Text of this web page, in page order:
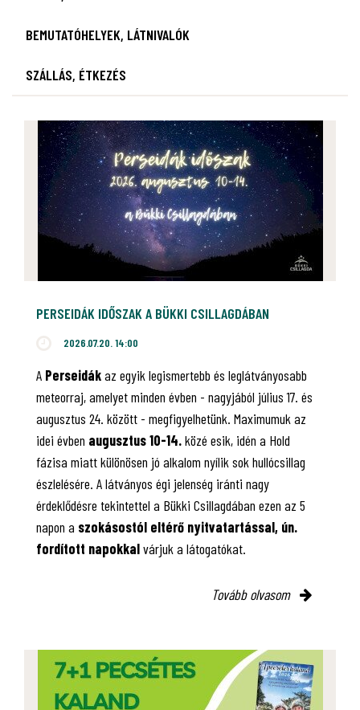
BEMUTATÓHELYEK, LÁTNIVALÓK
SZÁLLÁS, ÉTKEZÉS
PERSEIDÁK IDŐSZAK A BÜKKI CSILLAGDÁBAN
2026.07.20. 14:00
A Perseidákaz egyik legismertebb és leglátványosabb
meteorraj, amelyet minden évben - nagyjából július 17. és
augusztus 24. között - megfigyelhetünk. Maximumuk az
idei évben augusztus 10-14.közé esik, idén a Hold
fázisa miatt különösen jó alkalom nyílik sok hullócsillag
észlelésére. A látványos égi jelenség iránti nagy
érdeklődésre tekintettel a Bükki Csillagdában ezen az 5
napon a szokásostól eltérő nyitvatartással, ún.
fordított napokkalvárjuk a látogatókat.
Tovább olvasom